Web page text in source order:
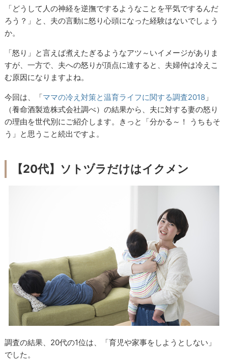
「どうして人の神経を逆撫でするようなことを平気でするんだ
ろう？」と、夫の言動に怒り心頭になった経験はないでしょう
か。
「怒り」と言えば煮えたぎるようなアツ～いイメージがありま
すが、一方で、夫への怒りが頂点に達すると、夫婦仲は冷えこ
む原因になりますよね。
今回は、「ママの冷え対策と温育ライフに関する調査2018 」
（養命酒製造株式会社調べ）の結果から、夫に対する妻の怒り
の理由を世代別にご紹介します。きっと「分かる～！ うちもそ
う」と思うこと続出ですよ。
【20代】ソトヅラだけはイクメン
調査の結果、20代の1位は、「育児や家事をしようとしない」
でした。